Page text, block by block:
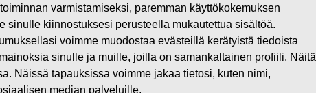
varmistamiseksi, paremman käyttökokemuksen
sinulle kiinnostuksesi perusteella mukautettua sisältöä.
voimme muodostaa evästeillä kerätyistä tiedoista
sinulle ja muille, joilla on samankaltainen profiili. Näitä
Näissä tapauksissa voimme jakaa tietosi, kuten nimi,
median palveluille.